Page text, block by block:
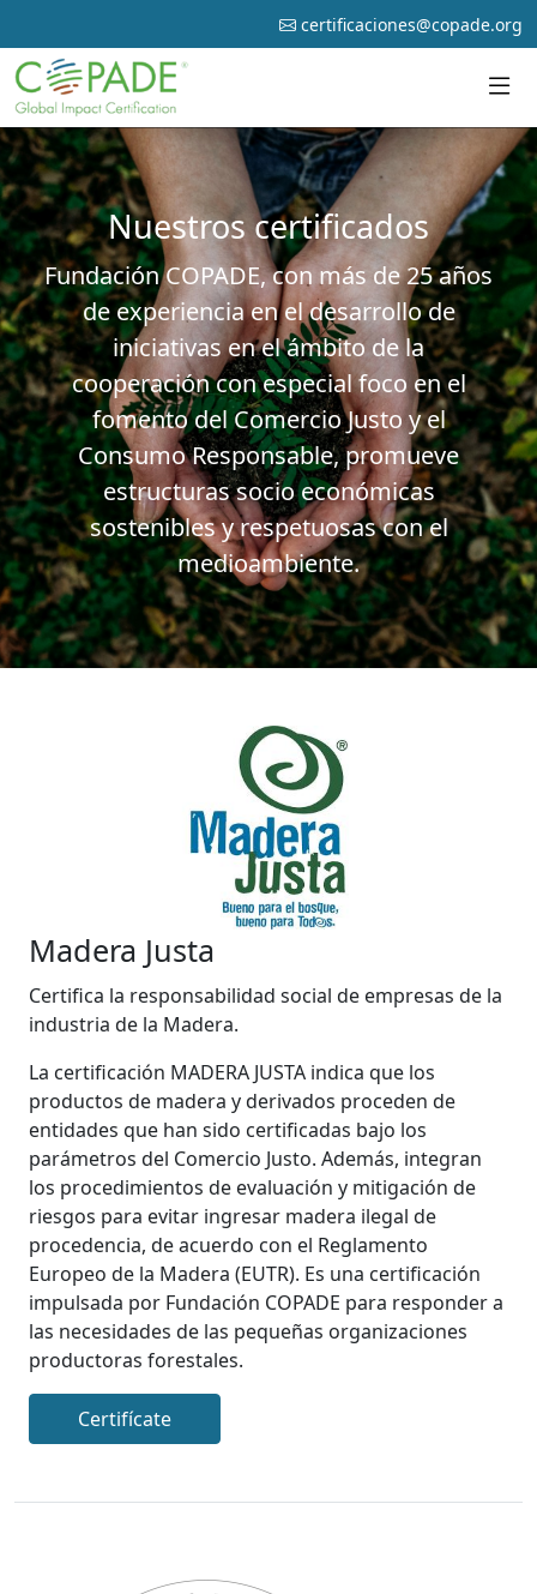
certificaciones@copade.org
Nuestros certificados
Fundación COPADE, con más de 25 años
de experiencia en el desarrollo de
iniciativas en el ámbito de la
cooperación con especial foco en el
fomento del Comercio Justo y el
Consumo Responsable, promueve
estructuras socio económicas
sostenibles y respetuosas con el
medioambiente.
Madera Justa
Certifica la responsabilidad social de empresas de la
industria de la Madera.
La certificación MADERA JUSTA indica que los
productos de madera y derivados proceden de
entidades que han sido certificadas bajo los
parámetros del Comercio Justo. Además, integran
los procedimientos de evaluación y mitigación de
riesgos para evitar ingresar madera ilegal de
procedencia, de acuerdo con el Reglamento
Europeo de la Madera (EUTR). Es una certificación
impulsada por Fundación COPADE para responder a
las necesidades de las pequeñas organizaciones
productoras forestales.
Certifícate